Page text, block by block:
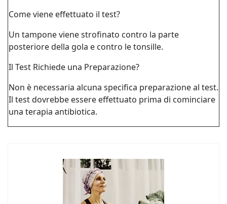
Come viene effettuato il test?
Un tampone viene strofinato contro la parte
posteriore della gola e contro le tonsille.
Il Test Richiede una Preparazione?
Non è necessaria alcuna specifica preparazione al test.
Il test dovrebbe essere effettuato prima di cominciare
una terapia antibiotica.